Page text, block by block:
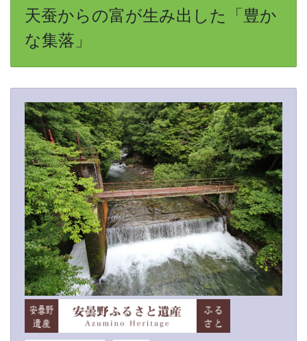
天蚕からの富が生み出した「豊か
な集落」